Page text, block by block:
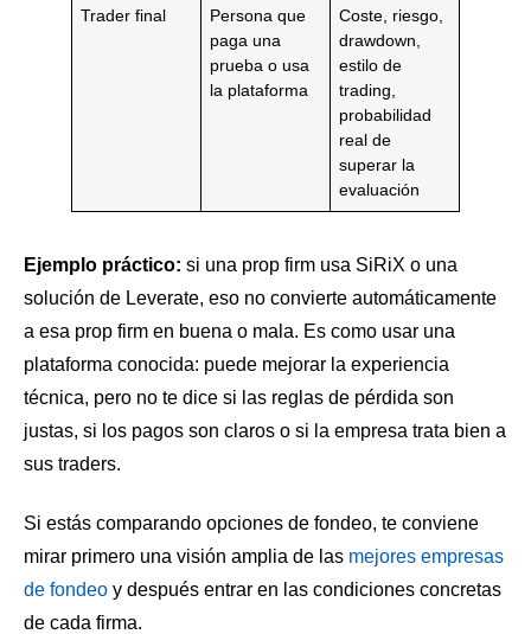
Trader final
Persona que
paga una
prueba o usa
la plataforma
Coste, riesgo,
drawdown,
estilo de
trading,
probabilidad
real de
superar la
evaluación
Ejemplo práctico: si una prop firm usa SiRiX o una
solución de Leverate, eso no convierte automáticamente
a esa prop firm en buena o mala. Es como usar una
plataforma conocida: puede mejorar la experiencia
técnica, pero no te dice si las reglas de pérdida son
justas, si los pagos son claros o si la empresa trata bien a
sus traders.
Si estás comparando opciones de fondeo, te conviene
mirar primero una visión amplia de las mejores empresas
de fondeo y después entrar en las condiciones concretas
de cada firma.